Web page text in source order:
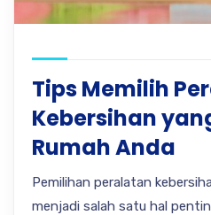
Tips Memilih
Kebersihan
Rumah Anda
Pemilihan peralatan
menjadi salah satu hal